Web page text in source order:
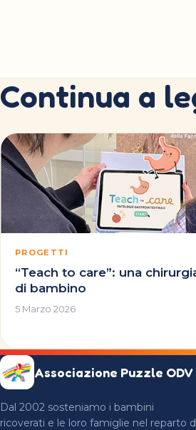
Continua a
PROGETTI
“Teach to care”: una
di bambino
5 Marzo 2026
Associazione Puzzle ODV
Dal 2002 sosteniamo i bambini
ricoverati e le loro famiglie nel reparto